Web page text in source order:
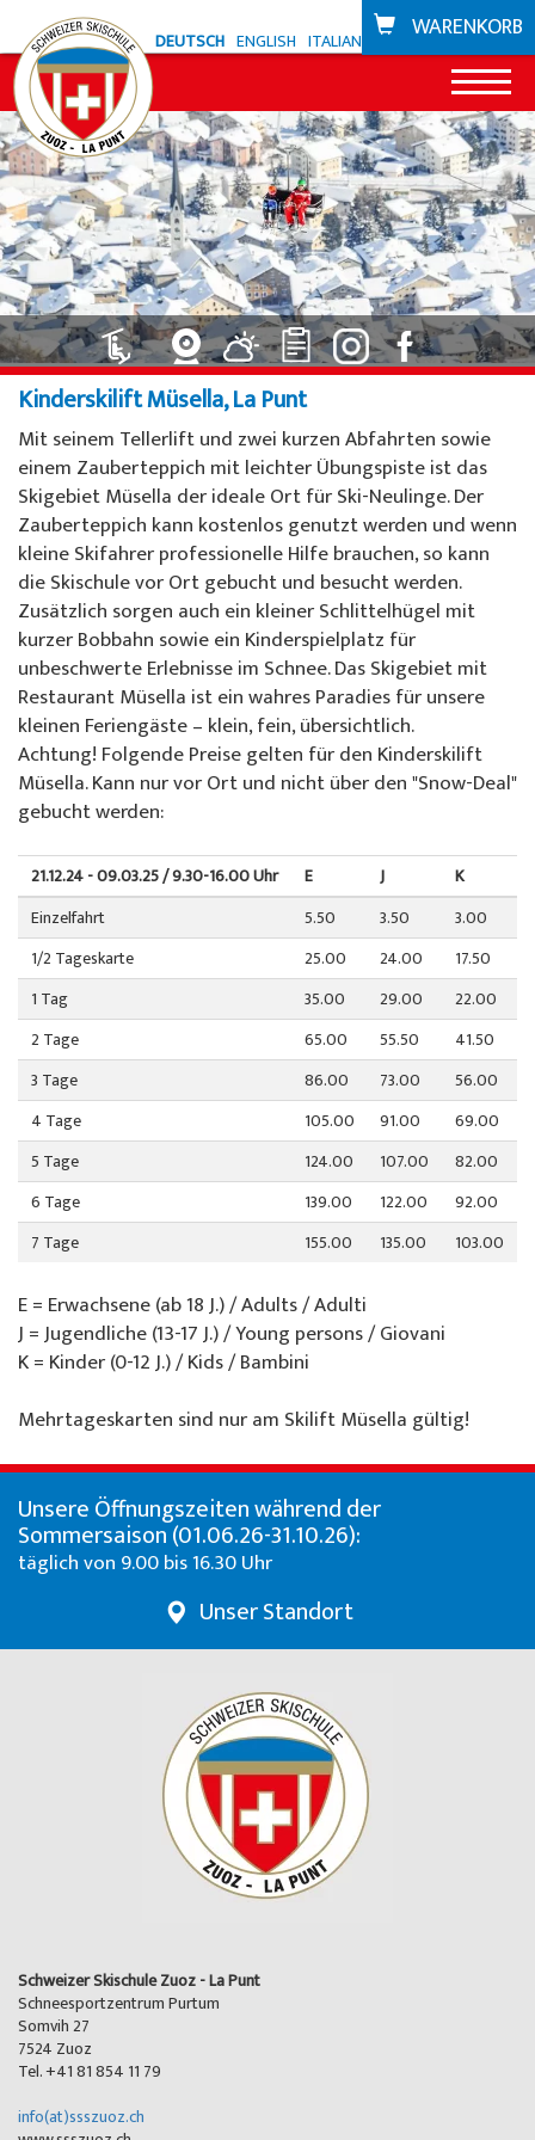
DEUTSCH ENGLISH ITALIANO WARENKORB
News
Angebot Zuoz
Snowli Kids Village
Kinderunterricht Ski
Kinderunterricht SB
Erwachsenenunterricht
Privatunterricht
Spezialangebote
Skeacher
Willy's Skiverleih
Skitickets
Unser Restaurant
Angebot La Punt
Snowli Kids Village
Kinderunterricht
Privatunterricht
Willy's Skiverleih
Colani Skiverleih
Skitickets La Punt
Bikeschule
Gutscheine
Skigebiete
Zuoz
La Punt
Über uns
Über die Skischule
Team
Demoteam
Partner & Sponsoren
FAQ
Jobs
Kinderskilift Müsella, La Punt
Mit seinem Tellerlift und zwei kurzen Abfahrten sowie
einem Zauberteppich mit leichter Übungspiste ist das
Skigebiet Müsella der ideale Ort für Ski-Neulinge. Der
Zauberteppich kann kostenlos genutzt werden und wenn
kleine Skifahrer professionelle Hilfe brauchen, so kann
die Skischule vor Ort gebucht und besucht werden.
Zusätzlich sorgen auch ein kleiner Schlittelhügel mit
kurzer Bobbahn sowie ein Kinderspielplatz für
unbeschwerte Erlebnisse im Schnee. Das Skigebiet mit
Restaurant Müsella ist ein wahres Paradies für unsere
kleinen Feriengäste – klein, fein, übersichtlich.
Achtung! Folgende Preise gelten für den Kinderskilift
Müsella. Kann nur vor Ort und nicht über den "Snow-Deal"
gebucht werden:
21.12.24 - 09.03.25 / 9.30-16.00 Uhr E J
K
Einzelfahrt
5.50 3.50
3.00
1/2 Tageskarte
25.00 24.00
17.50
1 Tag
35.00 29.00
22.00
2 Tage
65.00 55.50
41.50
3 Tage
86.00 73.00
56.00
4 Tage
105.00 91.00
69.00
5 Tage
124.00 107.00
82.00
6 Tage
139.00 122.00
92.00
7 Tage
155.00 135.00 103.00
E = Erwachsene (ab 18 J.) / Adults / Adulti
J = Jugendliche (13-17 J.) / Young persons / Giovani
K = Kinder (0-12 J.) / Kids / Bambini
Mehrtageskarten sind nur am Skilift Müsella gültig!
Unsere Öffnungszeiten während der
Sommersaison (01.06.26-31.10.26):
täglich von 9.00 bis 16.30 Uhr
Unser Standort
Schweizer Skischule Zuoz - La Punt
Schneesportzentrum Purtum
Somvih 27
7524 Zuoz
Tel. +41 81 854 11 79
info(at)ssszuoz.ch